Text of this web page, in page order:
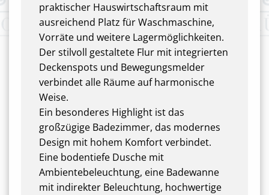
praktischer Hauswirtschaftsraum mit
ausreichend Platz für Waschmaschine,
Vorräte und weitere Lagermöglichkeiten.
Der stilvoll gestaltete Flur mit integrierten
Deckenspots und Bewegungsmelder
verbindet alle Räume auf harmonische
Weise.
Ein besonderes Highlight ist das
großzügige Badezimmer, das modernes
Design mit hohem Komfort verbindet.
Eine bodentiefe Dusche mit
Ambientebeleuchtung, eine Badewanne
mit indirekter Beleuchtung, hochwertige